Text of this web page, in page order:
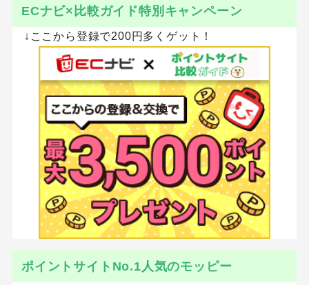
ECナビ×比較ガイド特別キャンペーン
↓ここから登録で200円多くゲット！
ポイントサイトNo.1人気のモッピー